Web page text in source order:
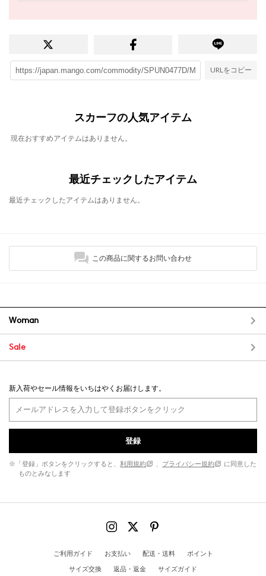
URLをコピー
スカーフの人気アイテム
現在おすすめアイテムはありません。
最近チェックしたアイテム
最近チェックしたアイテムはありません。
この商品に関するお問い合わせ
Woman
Sale
新入荷やセール情報をいちはやくお届けします。
登録
※「登録」ボタンをクリックすると、 利用規約 、 プライバシー規約
に同意した
ものとみなします
ご利用ガイド お支払い 配送・送料
ポイント
サイズ交換
返品・返金 サイズガイド